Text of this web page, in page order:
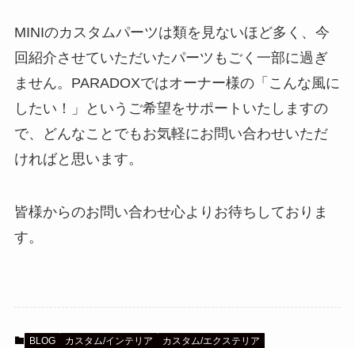
MINIのカスタムパーツは類を見ないほど多く、今
回紹介させていただいたパーツもごく一部に過ぎ
ません。PARADOXではオーナー様の「こんな風に
したい！」というご希望をサポートいたしますの
で、どんなことでもお気軽にお問い合わせいただ
ければと思います。
皆様からのお問い合わせ心よりお待ちしておりま
す。
BLOG カスタム/インテリア カスタム/エクステリア